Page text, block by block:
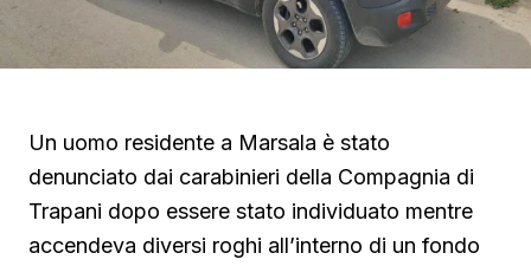
Un uomo residente a Marsala è stato
denunciato dai carabinieri della Compagnia di
Trapani dopo essere stato individuato mentre
accendeva diversi roghi all’interno di un fondo